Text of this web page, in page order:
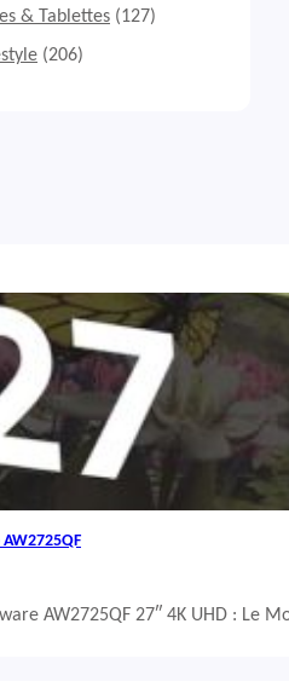
& Tablettes (127)
(206)
AW2725QF 27″ 4K UHD : Le